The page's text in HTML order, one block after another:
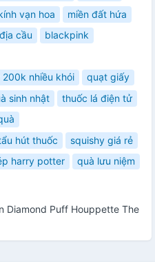
vạn hoa
miền đất hứa
cầu
blackpink
nhiều khói
quạt giấy
sinh nhật
thuốc lá điện tử
hút thuốc
squishy giá rẻ
harry potter
quà lưu niệm
Diamond Puff Houppette The